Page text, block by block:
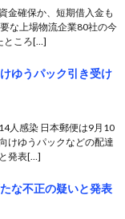
金確保か、短期借入金も
な上場物流企業80社の今
ところ[…]
ゆうパック引き受け
人感染 日本郵便は9月10
けゆうパックなどの配達
発表[…]
な不正の疑いと発表